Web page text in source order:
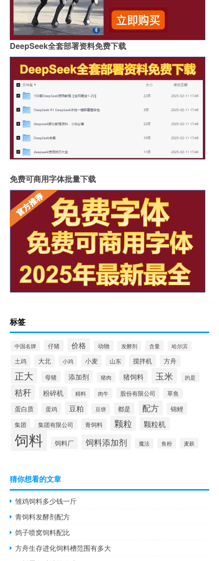
DeepSeek全套部署资料免费下载
免费可商用字体批量下载
标签
中国名牌 仔猪 价格 动物 发酵剂 含量 哈尔滨
土鸡 大北 小鸡 小麦 山东 搅拌机 方舟
正大 母猪 添加剂 猪肉 猪饲料 玉米 的是
秸秆 粉碎机 精料 肉牛 股份有限公司 草鱼
蛋白质 蛋鸡 豆粕 豆饼 都是 配方 锦鲤
集团 集团有限公司 青饲料 颗粒 颗粒机
饲料 饲料厂 饲料添加剂 魔法 鱼粉 麦麸
猜你想看的文章
雏鸡饲料多少钱一斤
青饲料发酵剂配方
鸽子喷窝饲料配比
方舟生存进化饲料槽范围有多大